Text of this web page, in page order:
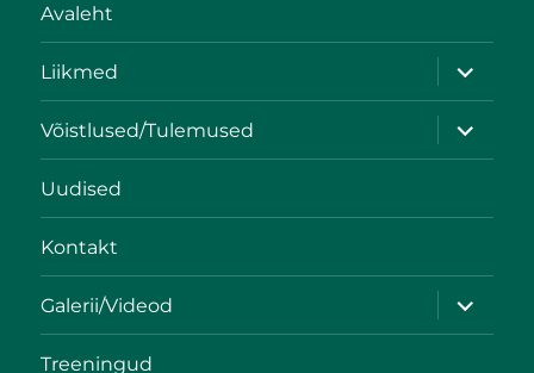
Avaleht
Liikmed
Võistlused/Tulemused
Uudised
Kontakt
Galerii/Videod
Treeningud